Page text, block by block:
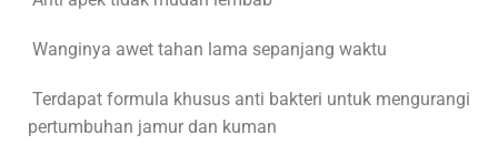
Wanginya awet tahan lama sepanjang waktu
Terdapat formula khusus anti bakteri untuk mengurangi
pertumbuhan jamur dan kuman